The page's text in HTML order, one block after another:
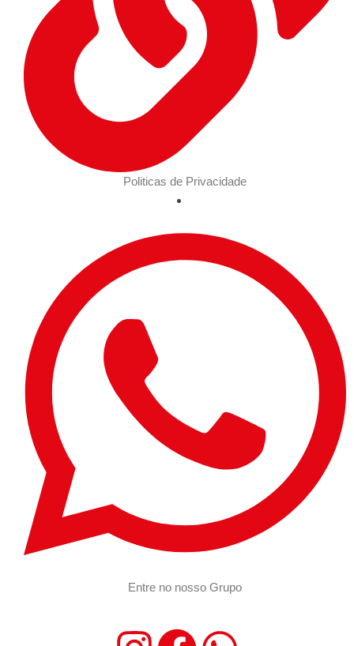
Politicas de Privacidade
Entre no nosso Grupo